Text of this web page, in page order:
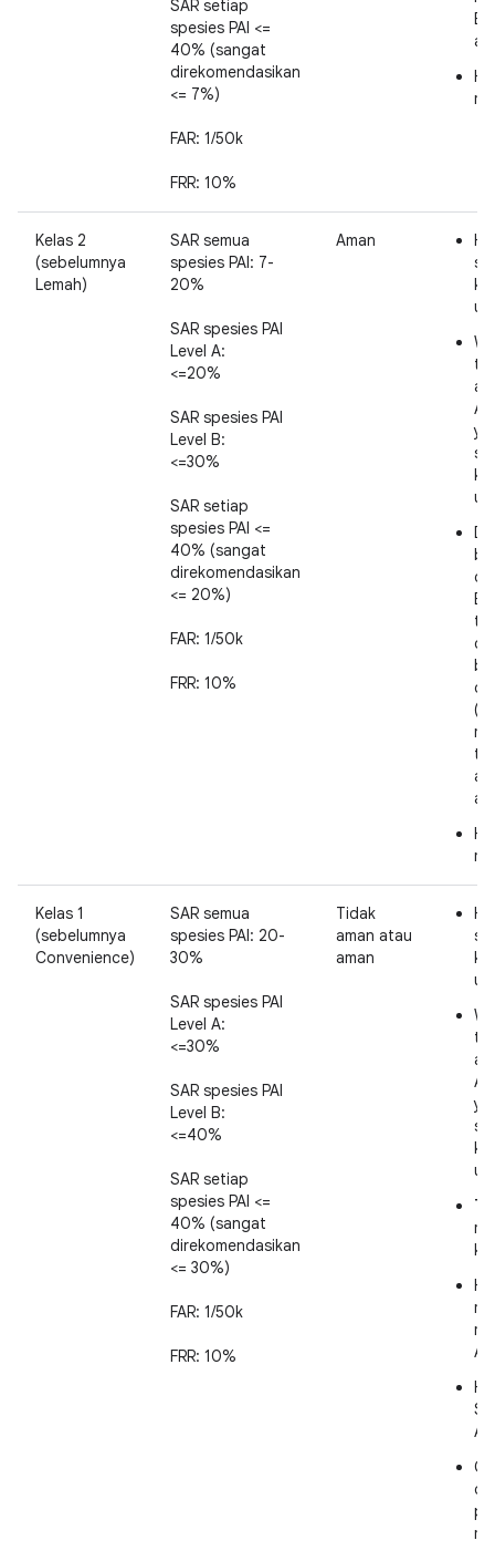
SAR setiap
spesies PAI <=
40% (sangat
direkomendasikan
<= 7%)
FAR: 1/50k
FRR: 10%
Kelas 2
(sebelumnya
Lemah)
SAR semua
spesies PAI: 7-
20%
SAR spesies PAI
Level A:
<=20%
SAR spesies PAI
Level B:
<=30%
SAR setiap
spesies PAI <=
40% (sangat
direkomendasikan
<= 20%)
FAR: 1/50k
FRR: 10%
Aman
ke
ke
Kelas 1
(sebelumnya
Convenience)
SAR semua
spesies PAI: 20-
30%
SAR spesies PAI
Level A:
<=30%
SAR spesies PAI
Level B:
<=40%
SAR setiap
spesies PAI <=
40% (sangat
direkomendasikan
<= 30%)
FAR: 1/50k
FRR: 10%
Tidak
aman atau
aman
ke
ke
ke